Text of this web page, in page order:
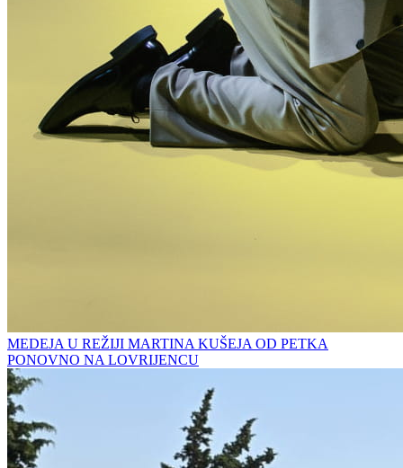
MEDEJA U REŽIJI MARTINA KUŠEJA OD PETKA
PONOVNO NA LOVRIJENCU